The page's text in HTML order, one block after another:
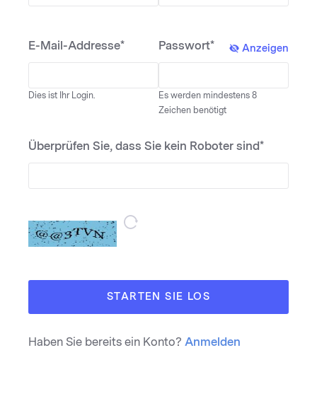
E-Mail-Addresse*
Dies ist Ihr Login.
Passwort* Anzeigen
Es werden mindestens 8
Zeichen benötigt
Überprüfen Sie, dass Sie kein Roboter sind*
STARTEN SIE LOS
Haben Sie bereits ein Konto? Anmelden